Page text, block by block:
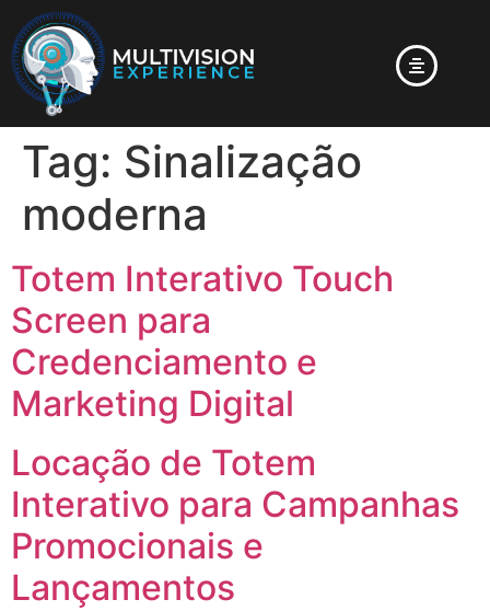
Tag: Sinalização
moderna
Totem Interativo Touch
Screen para
Credenciamento e
Marketing Digital
Locação de Totem
Interativo para Campanhas
Promocionais e
Lançamentos